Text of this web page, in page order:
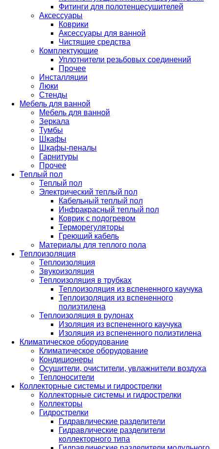
Фитинги для полотенцесушителей
Аксессуары
Коврики
Аксессуары для ванной
Чистящие средства
Комплектующие
Уплотнители резьбовых соединений
Прочее
Инсталляции
Люки
Стенды
Мебель для ванной
Мебель для ванной
Зеркала
Тумбы
Шкафы
Шкафы-пеналы
Гарнитуры
Прочее
Теплый пол
Теплый пол
Электрический теплый пол
Кабельный теплый пол
Инфракрасный теплый пол
Коврик с подогревом
Терморегуляторы
Греющий кабель
Материалы для теплого пола
Теплоизоляция
Теплоизоляция
Звукоизоляция
Теплоизоляция в трубках
Теплоизоляция из вспененного каучука
Теплоизоляция из вспененного
полиэтилена
Теплоизоляция в рулонах
Изоляция из вспененного каучука
Изоляция из вспененного полиэтилена
Климатическое оборудование
Климатическое оборудование
Кондиционеры
Осушители, очистители, увлажнители воздуха
Теплоносители
Коллекторные системы и гидрострелки
Коллекторные системы и гидрострелки
Коллекторы
Гидрострелки
Гидравлические разделители
Гидравлические разделители
коллекторного типа